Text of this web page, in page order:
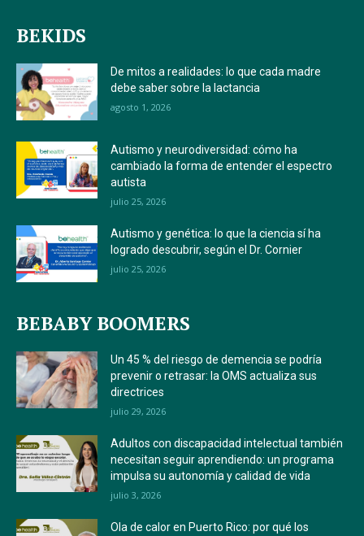
BEKIDS
De mitos a realidades: lo que cada madre
debe saber sobre la lactancia
agosto 1, 2026
Autismo y neurodiversidad: cómo ha
cambiado la forma de entender el espectro
autista
julio 25, 2026
Autismo y genética: lo que la ciencia sí ha
logrado descubrir, según el Dr. Cornier
julio 25, 2026
BEBABY BOOMERS
Un 45 % del riesgo de demencia se podría
prevenir o retrasar: la OMS actualiza sus
directrices
julio 29, 2026
Adultos con discapacidad intelectual también
necesitan seguir aprendiendo: un programa
impulsa su autonomía y calidad de vida
julio 3, 2026
Ola de calor en Puerto Rico: por qué los